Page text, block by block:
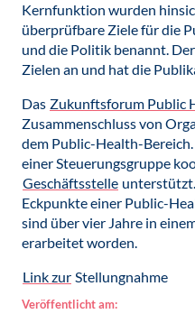
Kernfunktion wurden
überprüfbare Ziele für die
und die Politik benannt.
Zielen an und hat die
Das Zukunftsforum Public
Zusammenschluss von
dem Public-Health-
einer Steuerungsgruppe
Geschäftsstelle
Eckpunkte einer Public-
sind über vier Jahre in
erarbeitet worden.
Link zur Stellungnahme
Veröffentlicht am: